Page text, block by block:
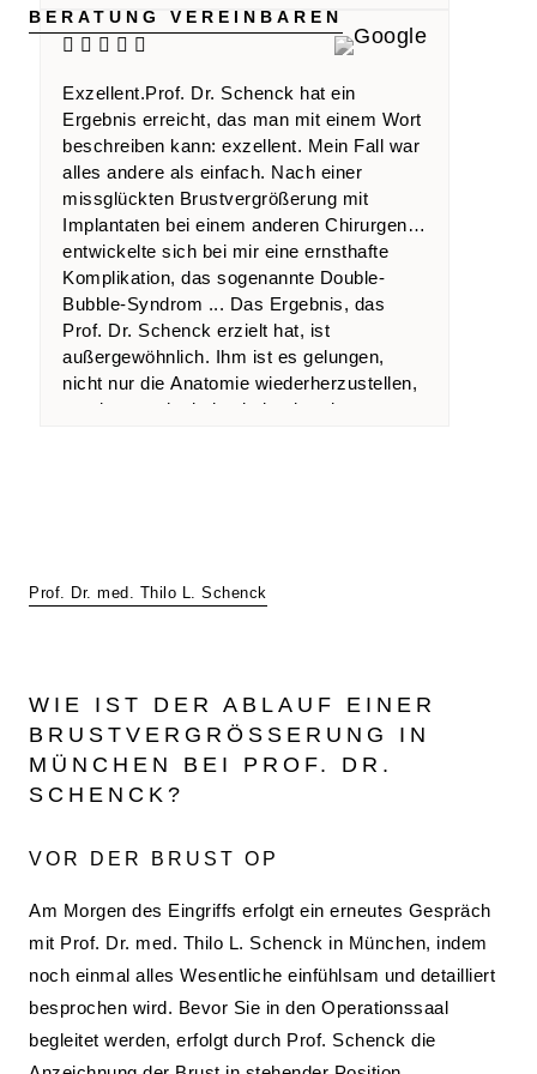
Ergebnis. Es ist natürlich geworden, wie er
es mir mit tropfenförmigen Implantaten
Exzellent.Prof. Dr. Schenck hat ein
Ergebnis erreicht, das man mit einem Wort
beschreiben kann: exzellent. Mein Fall war
alles andere als einfach. Nach einer
missglückten Brustvergrößerung mit
Implantaten bei einem anderen Chirurgen
entwickelte sich bei mir eine ernsthafte
Komplikation, das sogenannte Double-
Bubble-Syndrom ... Das Ergebnis, das
Prof. Dr. Schenck erzielt hat, ist
außergewöhnlich. Ihm ist es gelungen,
nicht nur die Anatomie wiederherzustellen,
sondern auch ein beeindruckend
Prof. Dr. med. Thilo L. Schenck
BERATUNG VEREINBAREN
WIE IST DER ABLAUF EINER
BRUSTVERGRÖSSERUNG IN M
ÜNCHEN BEI PROF. DR. S
CHENCK?
VOR DER BRUST OP
Am Morgen des Eingriffs erfolgt ein erneutes Gespräch
mit Prof. Dr. med. Thilo L. Schenck in München, indem
noch einmal alles Wesentliche einfühlsam und detailliert
besprochen wird. Bevor Sie in den Operationssaal
begleitet werden, erfolgt durch Prof. Schenck die